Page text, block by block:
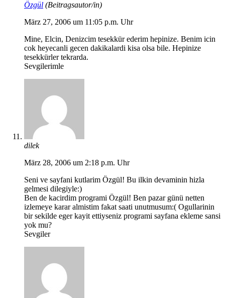
Özgül (Beitragsautor/in)
März 27, 2006 um 11:05 p.m. Uhr
Mine, Elcin, Denizcim tesekkür ederim hepinize. Benim icin
cok heyecanli gecen dakikalardi kisa olsa bile. Hepinize
tesekkürler tekrarda.
Sevgilerimle
dilek
März 28, 2006 um 2:18 p.m. Uhr
Seni ve sayfani kutlarim Özgül! Bu ilkin devaminin hizla
gelmesi dilegiyle:)
Ben de kacirdim programi Özgül! Ben pazar günü netten
izlemeye karar almistim fakat saati unutmusum:( Ogullarinin
bir sekilde eger kayit ettiyseniz programi sayfana ekleme sansi
yok mu?
Sevgiler